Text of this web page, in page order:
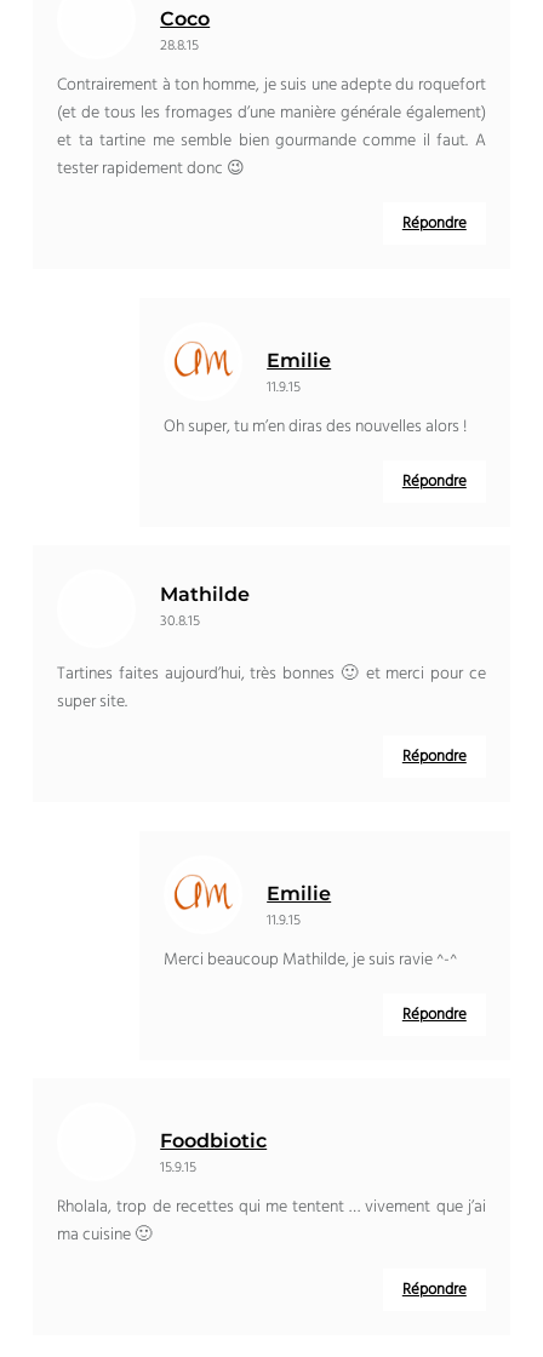
Coco
28.8.15
Contrairement à ton homme, je suis une adepte du roquefort
(et de tous les fromages d’une manière générale également)
et ta tartine me semble bien gourmande comme il faut. A
tester rapidement donc 😉
Répondre
Emilie
11.9.15
Oh super, tu m’en diras des nouvelles alors !
Répondre
Mathilde
30.8.15
Tartines faites aujourd’hui, très bonnes 🙂 et merci pour ce
super site.
Répondre
Emilie
11.9.15
Merci beaucoup Mathilde, je suis ravie ^-^
Répondre
Foodbiotic
15.9.15
Rholala, trop de recettes qui me tentent … vivement que j’ai
ma cuisine 🙂
Répondre